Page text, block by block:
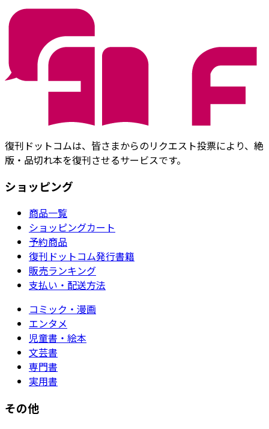
復刊ドットコムは、皆さまからのリクエスト投票により、絶
版・品切れ本を復刊させるサービスです。
ショッピング
商品一覧
ショッピングカート
予約商品
復刊ドットコム発行書籍
販売ランキング
支払い・配送方法
コミック・漫画
エンタメ
児童書・絵本
文芸書
専門書
実用書
その他